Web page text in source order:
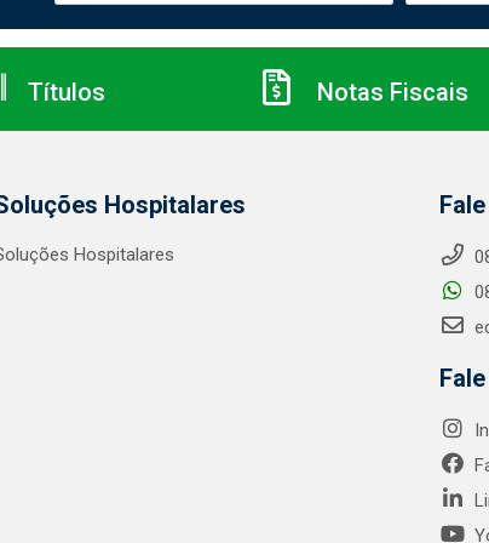
Títulos Notas Fiscais
Hospitalares
Hospitalares